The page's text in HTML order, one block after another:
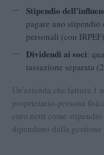
Stipendio
pagare uno stipendio
personali (con IRPEF)
Dividendi ai soci:
tassazione separata
Un'azienda che fattura 1
proprietario-persona
euro netti come
dipendono dalla